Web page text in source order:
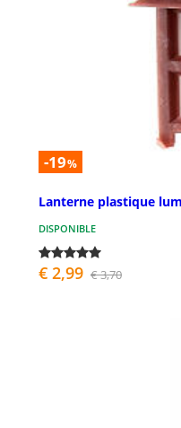
-19%
Lanterne plastique
DISPONIBLE
€ 2,99 € 3,70